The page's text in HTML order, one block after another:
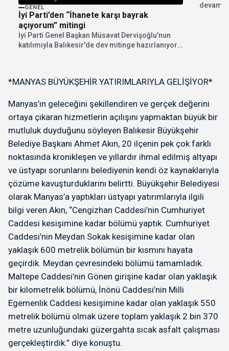
GENEL
İyi Parti’den “İhanete karşı bayrak
açıyorum” mitingi
İyi Parti Genel Başkan Müsavat Dervişoğlu'nun
katılımıyla Balıkesir'de dev mitinge hazırlanıyor.
devam
*MANYAS BÜYÜKŞEHİR YATIRIMLARIYLA GELİŞİYOR*
Manyas’ın geleceğini şekillendiren ve gerçek değerini
ortaya çıkaran hizmetlerin açılışını yapmaktan büyük bir
mutluluk duyduğunu söyleyen Balıkesir Büyükşehir
Belediye Başkanı Ahmet Akın, 20 ilçenin pek çok farklı
noktasında kronikleşen ve yıllardır ihmal edilmiş altyapı
ve üstyapı sorunlarını belediyenin kendi öz kaynaklarıyla
çözüme kavuşturduklarını belirtti. Büyükşehir Belediyesi
olarak Manyas’a yaptıkları üstyapı yatırımlarıyla ilgili
bilgi veren Akın, “Cengizhan Caddesi’nin Cumhuriyet
Caddesi kesişimine kadar bölümü yaptık. Cumhuriyet
Caddesi’nin Meydan Sokak kesişimine kadar olan
yaklaşık 600 metrelik bölümün bir kısmını hayata
geçirdik. Meydan çevresindeki bölümü tamamladık.
Maltepe Caddesi’nin Gönen girişine kadar olan yaklaşık
bir kilometrelik bölümü, İnönü Caddesi’nin Milli
Egemenlik Caddesi kesişimine kadar olan yaklaşık 550
metrelik bölümü olmak üzere toplam yaklaşık 2 bin 370
metre uzunluğundaki güzergahta sıcak asfalt çalışması
gerçekleştirdik.” diye konuştu.